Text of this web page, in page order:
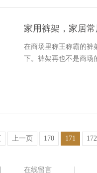
家用裤架，家居常
在商场里称王称霸的裤
下。裤架再也不是商
上一页 170 171 172
在线留言